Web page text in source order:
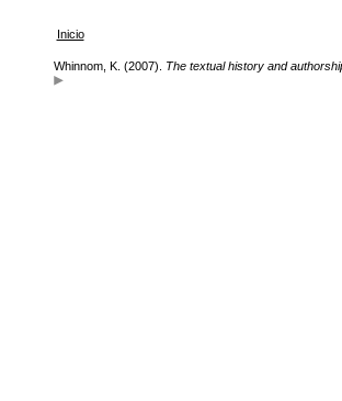
Inicio
Whinnom, K. (2007). The textual history and